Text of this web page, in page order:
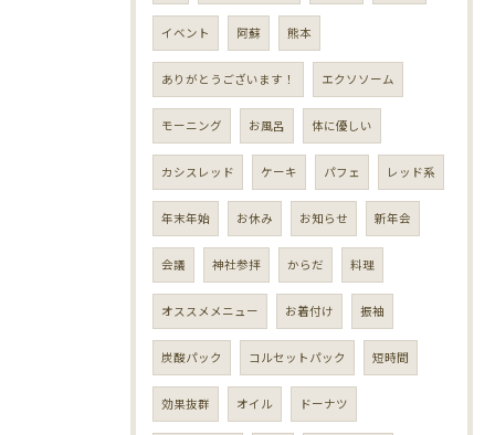
イベント 阿蘇 熊本
ありがとうございます！ エクソソーム
モーニング お風呂 体に優しい
カシスレッド ケーキ パフェ レッド系
年末年始 お休み お知らせ 新年会
会議 神社参拝 からだ 料理
オススメメニュー お着付け 振袖
炭酸パック コルセットパック 短時間
効果抜群 オイル ドーナツ